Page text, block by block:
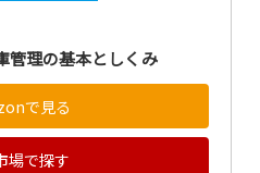
管理の基本としくみ
で見る
場で探す